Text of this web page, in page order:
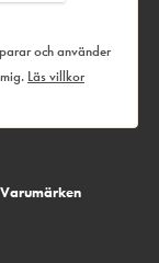
och använder
Läs villkor
Varumärken